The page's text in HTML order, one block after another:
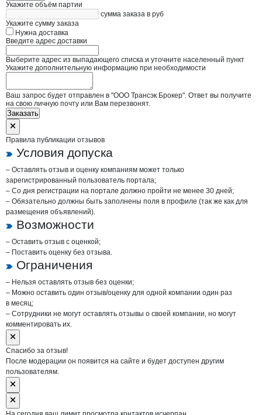
Укажите объём партии
сумма заказа в руб
Укажите сумму заказа
Нужна доставка
Введите адрес доставки
Выберите адрес из выпадающего списка и уточните населенный пункт
Укажите дополнительную информацию при необходимости
Ваш запрос будет отправлен в "ООО Трансэк Брокер". Ответ вы получите
на свою личную почту или Вам перезвонят.
Заказать
Правила публикации отзывов
Условия допуска
– Оставлять отзыв и оценку компаниям может только
зарегистрированный пользователь портала;
– Со дня регистрации на портале должно пройти не менее 30 дней;
– Обязательно должны быть заполнены поля в профиле (так же как для
размещения объявлений).
Возможности
– Оставить отзыв с оценкой;
– Поставить оценку без отзыва.
Ограничения
– Нельзя оставлять отзыв без оценки;
– Можно оставить один отзыв/оценку для одной компании один раз
в месяц;
– Сотрудники не могут оставлять отзывы о своей компании, но могут
комментировать их.
Спасибо за отзыв!
После модерации он появится на сайте и будет доступен другим
пользователям.